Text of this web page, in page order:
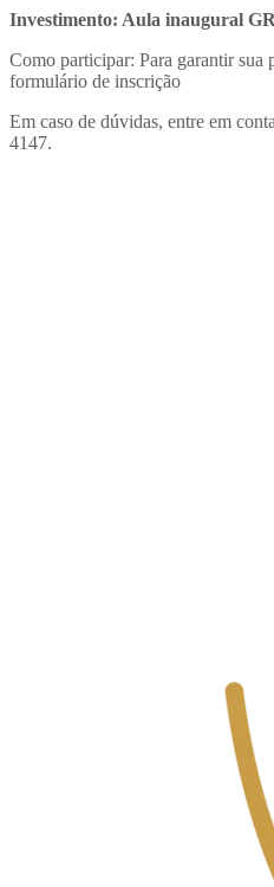
Investimento: Aula inaugural
Como participar: Para garantir sua
formulário de inscrição
Em caso de dúvidas, entre em
4147.